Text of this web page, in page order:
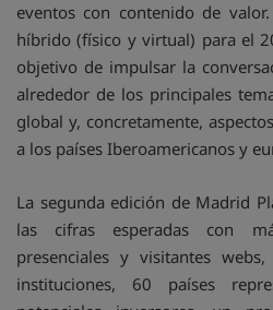
eventos con contenido de
híbrido (físico y virtual) para el
objetivo de impulsar la
alrededor de los principales
global y, concretamente,
a los países Iberoamericanos y
La segunda edición de Madrid
las cifras esperadas con
presenciales y visitantes
instituciones, 60 países